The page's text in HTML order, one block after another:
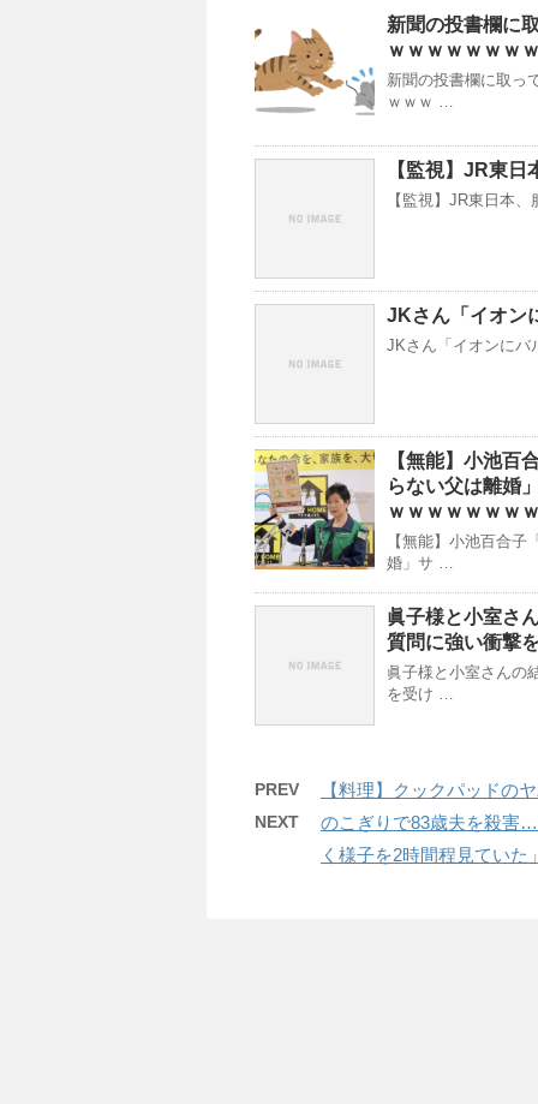
新聞の投書欄に
ｗｗｗｗｗｗｗ
新聞の投書欄に取っ
ｗｗｗ …
【監視】JR東
【監視】JR東日本
JKさん「イオン
JKさん「イオンにバ
【無能】小池百
らない父は離婚
ｗｗｗｗｗｗｗ
【無能】小池百合
婚」サ …
眞子様と小室さ
質問に強い衝撃
眞子様と小室さんの
を受け …
PREV 【料理】クックパッドの
NEXT
のこぎりで83歳夫を殺害
く様子を2時間程見ていた」